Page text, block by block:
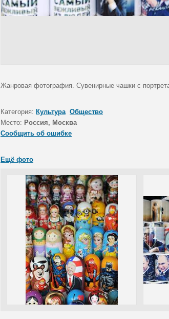
Жанровая фотография. Сувенирные чашки с
Категория: Культура Общество
Место: Россия, Москва
Сообщить об ошибке
Ещё фото